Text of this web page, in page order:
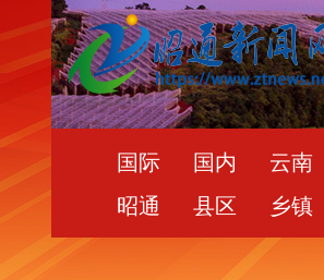
国际 国内
云南
昭通
县区 乡镇